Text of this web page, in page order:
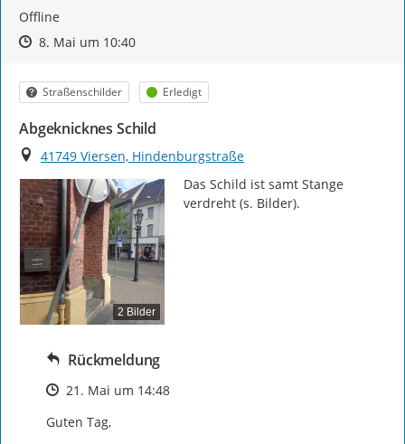
Offline
Zeitpunkt des Erstellens
Zeitpunkt des Erstellens
8. Mai um 10:40Zur Äußerung
Kategorie
Straßenschilder Status
Erledigt
Abgeknicknes Schild
Ort
41749 Viersen, Hindenburgstraße
2 Bilder
Das Schild ist samt Stange
verdreht (s. Bilder).
Rückmeldung
Zeitpunkt des Erstellens
21. Mai um 14:48
Guten Tag,